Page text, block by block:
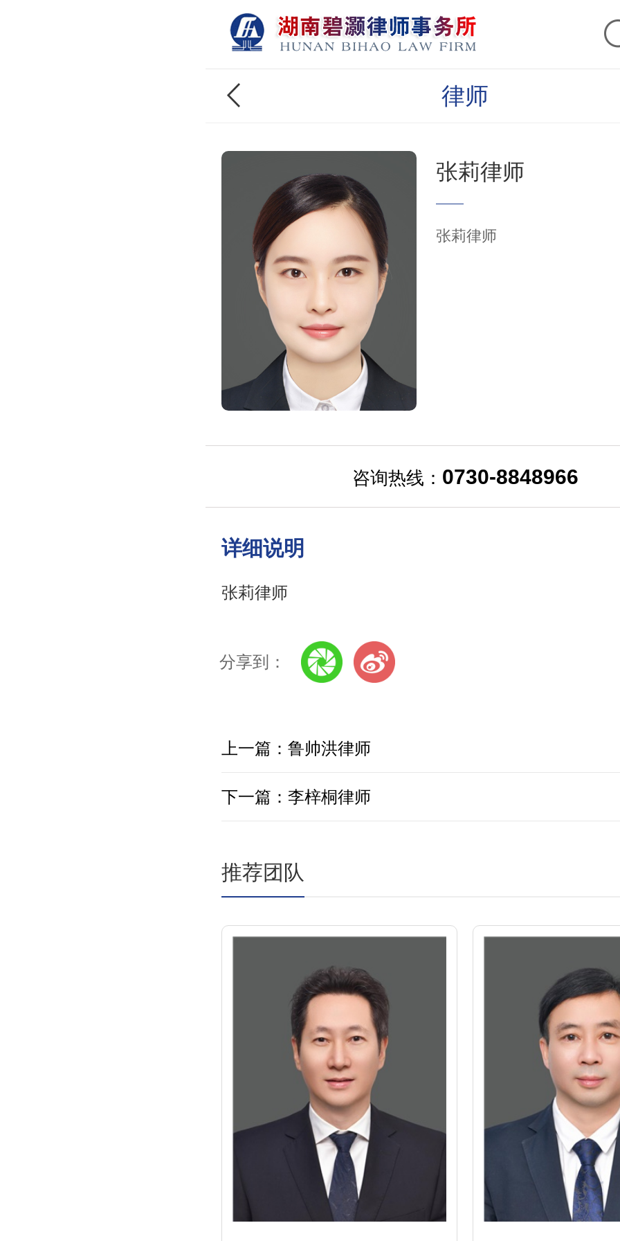
律师
张莉律师
张莉律师
咨询热线： 0730-8848966
详细说明
张莉律师
分享到：
上一篇：鲁帅洪律师
下一篇：李梓桐律师
推荐团队